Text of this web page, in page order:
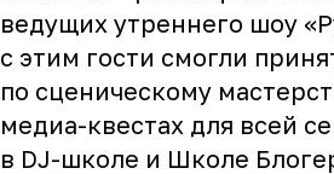
ведущих утреннего шоу
с этим гости смогли
по сценическому
медиа-квестах для всей
в DJ-школе и Школе